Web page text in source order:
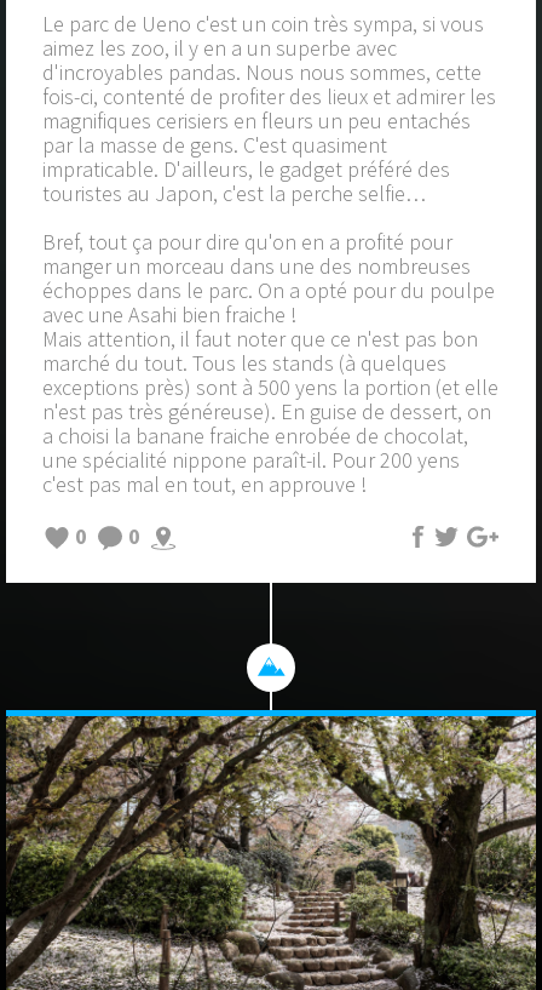
Le parc de Ueno c'est un coin très sympa, si vous
aimez les zoo, il y en a un superbe avec
d'incroyables pandas. Nous nous sommes, cette
fois-ci, contenté de profiter des lieux et admirer les
magnifiques cerisiers en fleurs un peu entachés
par la masse de gens. C'est quasiment
impraticable. D'ailleurs, le gadget préféré des
touristes au Japon, c'est la perche selfie…
Bref, tout ça pour dire qu'on en a profité pour
manger un morceau dans une des nombreuses
échoppes dans le parc. On a opté pour du poulpe
avec une Asahi bien fraiche !
Mais attention, il faut noter que ce n'est pas bon
marché du tout. Tous les stands (à quelques
exceptions près) sont à 500 yens la portion (et elle
n'est pas très généreuse). En guise de dessert, on
a choisi la banane fraiche enrobée de chocolat,
une spécialité nippone paraît-il. Pour 200 yens
c'est pas mal en tout, en approuve !
0
0